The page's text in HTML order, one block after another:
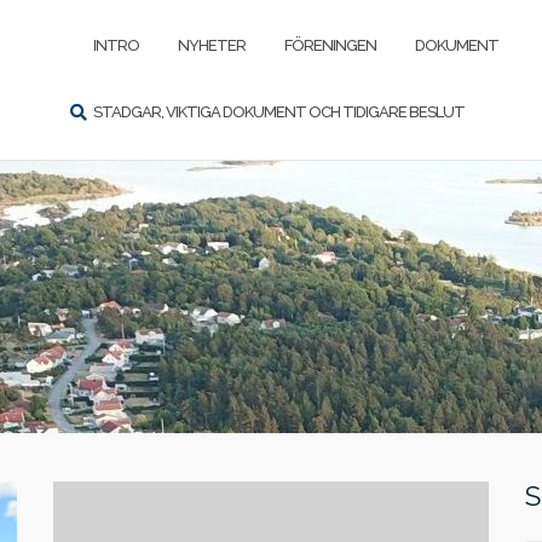
INTRO NYHETER FÖRENINGEN DOKUMENT
STADGAR, VIKTIGA DOKUMENT OCH TIDIGARE BESLUT